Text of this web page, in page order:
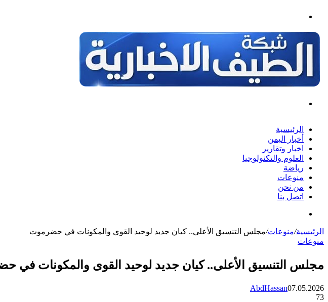
الرئيسية
أخبار اليمن
اخبار وتقارير
العلوم والتكنولوجيا
رياضة
منوعات
من نحن
اتصل بنا
الرئيسية/منوعات/مجلس التنسيق الأعلى.. كيان جديد لوحيد القوى والمكونات في حضرموت
منوعات
مجلس التنسيق الأعلى.. كيان جديد لوحيد القوى والمكونات في
AbdHassan07.05.2026
73